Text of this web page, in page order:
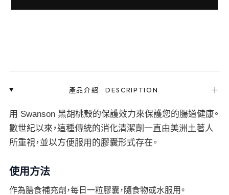
產品介紹 ·DESCRIPTION ＋
用 Swanson 黑胡桃殼的保護效力來保護您的腸道健康。
數世紀以來，這種傳統的消化清潔劑一直由美洲土著人
所重視，並以方便服用的膠囊形式存在。
使用方法
作為膳食補充劑，每日一粒膠囊，隨食物或水服用。